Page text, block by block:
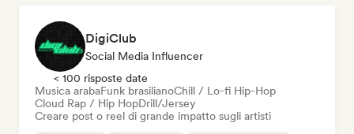
DigiClub
Social Media Influencer
< 100 risposte date
Musica arabaFunk brasilianoChill / Lo-fi Hip-Hop
Cloud Rap / Hip HopDrill/Jersey
Creare post o reel di grande impatto sugli artisti